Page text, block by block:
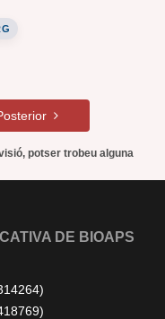
potser trobeu alguna
DE BIOAPS